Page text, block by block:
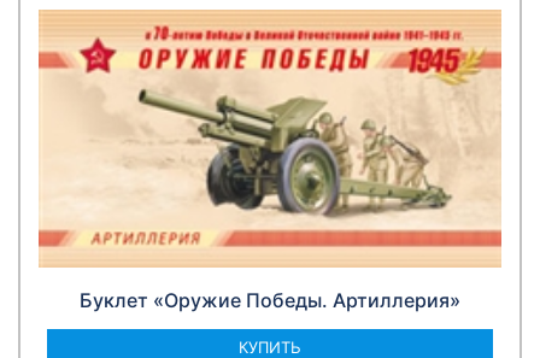
Буклет «Оружие Победы. Артиллерия»
КУПИТЬ